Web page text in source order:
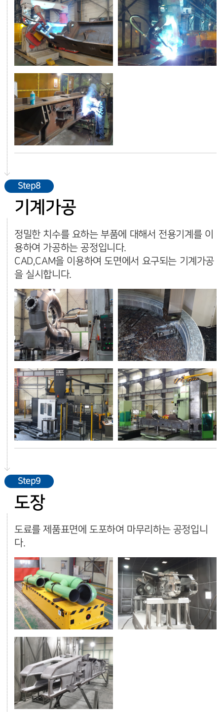
Step8
기계가공
정밀한 치수를 요하는 부품에 대해서 전용기계를 이
용하여 가공하는 공정입니다.
CAD,CAM을 이용하여 도면에서 요구되는 기계가공
을 실시합니다.
Step9
도장
도료를 제품표면에 도포하여 마무리하는 공정입니
다.